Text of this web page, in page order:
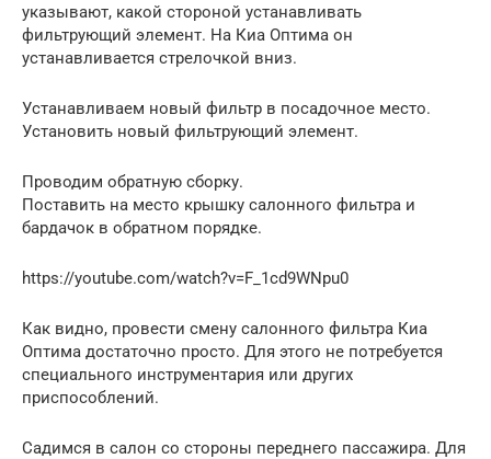
указывают, какой стороной устанавливать
фильтрующий элемент. На Киа Оптима он
устанавливается стрелочкой вниз.
Устанавливаем новый фильтр в посадочное место.
Установить новый фильтрующий элемент.
Проводим обратную сборку.
Поставить на место крышку салонного фильтра и
бардачок в обратном порядке.
https://youtube.com/watch?v=F_1cd9WNpu0
Как видно, провести смену салонного фильтра Киа
Оптима достаточно просто. Для этого не потребуется
специального инструментария или других
приспособлений.
Садимся в салон со стороны переднего пассажира. Для